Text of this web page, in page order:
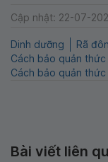
Cập nhật: 22-07-
Dinh dưỡng Rã
Cách bảo quản
Cách bảo quản thức
Bài viết liên